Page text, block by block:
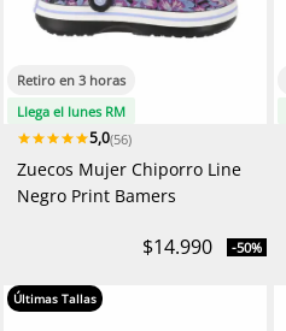
Retiro en 3 horas
Llega el lunes RM
5,0(56)
Zuecos Mujer Chiporro Line
Negro Print Bamers
$14.990 -50%
Últimas Tallas